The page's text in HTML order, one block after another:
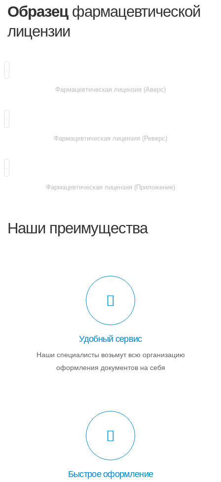
Образецфармацевтической
лицензии
Фармацевтическая лицензия (Аверс)
Фармацевтическая лицензия (Реверс)
Фармацевтическая лицензия (Приложение)
Наши преимущества
Удобный сервис
Наши специалисты возьмут всю организацию
оформления документов на себя
Быстрое оформление